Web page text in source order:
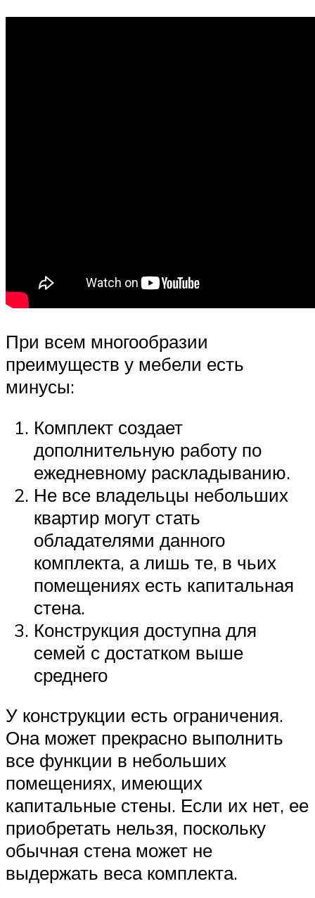
При всем многообразии
преимуществ у мебели есть
минусы:
Комплект создает
дополнительную работу по
ежедневному раскладыванию.
Не все владельцы небольших
квартир могут стать
обладателями данного
комплекта, а лишь те, в чьих
помещениях есть капитальная
стена.
Конструкция доступна для
семей с достатком выше
среднего
У конструкции есть ограничения.
Она может прекрасно выполнить
все функции в небольших
помещениях, имеющих
капитальные стены. Если их нет, ее
приобретать нельзя, поскольку
обычная стена может не
выдержать веса комплекта.